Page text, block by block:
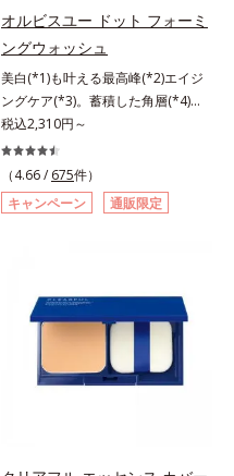
シリーズは美容成分(*7)として
「G.D.F.アクティベーター(*8)」を
配合。そして、従来から配合してい
る美白(*1)有効成分「トラネキサム
酸」を配合しました。さらに、シリ
ーズ共通の美容成分「GLルートブ
ースター(*9)」を配合することで、
肌のふっくら感や透明感を叶えま
す。美白ケアしながら多角的なエイ
ジングケアが叶うシリーズに。3ス
す。*1 メラニンの生成を抑え、シ
ミ・ソバカスを防ぐ（ウォッシュを
除く）*2 オルビス内スキンケアシ
リーズの保湿力*3 年齢に応じたお
セラカエルレア果汁、ノバラエキス
オルビスユー ドット フォーミ
ングウォッシュ
美白(*1)も叶える最高峰(*2)エイジ
ングケア(*3)。蓄積した角層(*4)を
絡めとりくすみ(*5)を晴らす高密着
マイルドピーリング(*6)洗顔料。ハ
リも透明感(*7)も結果主義。年齢サ
イン(*8)の因子に着目した肌科学エ
イジングケア(*3)シリーズ。オルビ
原因に着目。加齢とともに現れる年
齢サインについて研究を進めたとこ
ろ、弾力感のない状態である「ハリ
のなさ」や、くすみ(*5)などが現れ
税込2,310円～
（4.66 / 675件）
キャンペーン
通販限定